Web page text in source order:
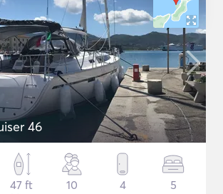
46
47 ft
10 4 5